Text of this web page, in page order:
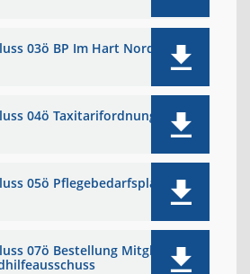
03ö BP Im Hart Nord
04ö Taxitarifordnung
05ö Pflegebedarfsplan
07ö Bestellung Mitglied